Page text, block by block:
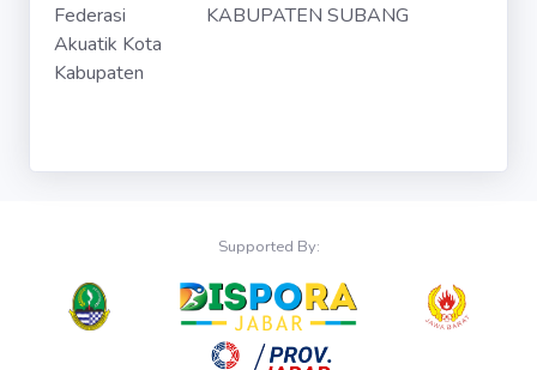
Federasi
Akuatik Kota
Kabupaten
KABUPATEN SUBANG
Supported By: